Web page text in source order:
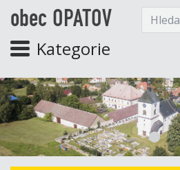
obec OPATOV
Kategorie